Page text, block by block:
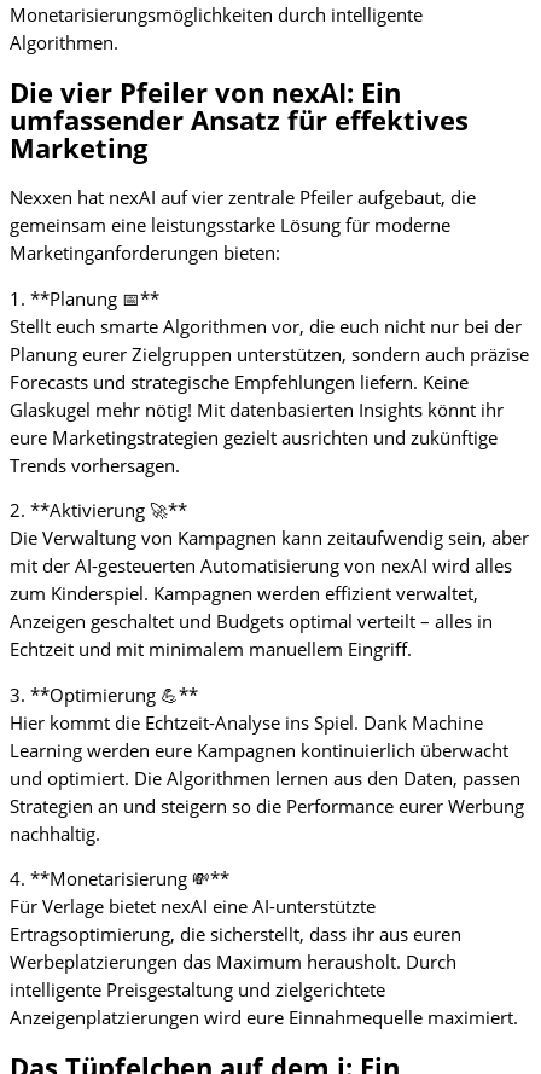
Monetarisierungsmöglichkeiten durch intelligente
Algorithmen.
Die vier Pfeiler von nexAI: Ein
umfassender Ansatz für effektives
Marketing
Nexxen hat nexAI auf vier zentrale Pfeiler aufgebaut, die
gemeinsam eine leistungsstarke Lösung für moderne
Marketinganforderungen bieten:
1. **Planung 📅**
Stellt euch smarte Algorithmen vor, die euch nicht nur bei der
Planung eurer Zielgruppen unterstützen, sondern auch präzise
Forecasts und strategische Empfehlungen liefern. Keine
Glaskugel mehr nötig! Mit datenbasierten Insights könnt ihr
eure Marketingstrategien gezielt ausrichten und zukünftige
Trends vorhersagen.
2. **Aktivierung 🚀**
Die Verwaltung von Kampagnen kann zeitaufwendig sein, aber
mit der AI-gesteuerten Automatisierung von nexAI wird alles
zum Kinderspiel. Kampagnen werden effizient verwaltet,
Anzeigen geschaltet und Budgets optimal verteilt – alles in
Echtzeit und mit minimalem manuellem Eingriff.
3. **Optimierung 💪**
Hier kommt die Echtzeit-Analyse ins Spiel. Dank Machine
Learning werden eure Kampagnen kontinuierlich überwacht
und optimiert. Die Algorithmen lernen aus den Daten, passen
Strategien an und steigern so die Performance eurer Werbung
nachhaltig.
4. **Monetarisierung 💸**
Für Verlage bietet nexAI eine AI-unterstützte
Ertragsoptimierung, die sicherstellt, dass ihr aus euren
Werbeplatzierungen das Maximum herausholt. Durch
intelligente Preisgestaltung und zielgerichtete
Anzeigenplatzierungen wird eure Einnahmequelle maximiert.